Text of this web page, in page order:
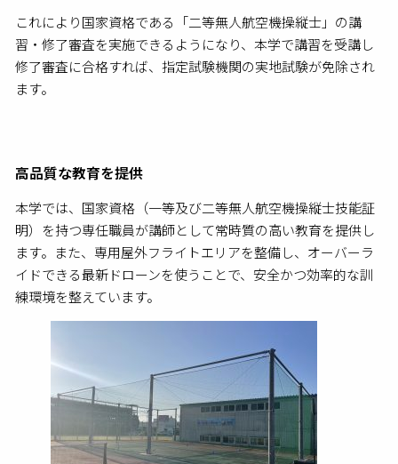
これにより国家資格である「二等無人航空機操縦士」の講
習・修了審査を実施できるようになり、本学で講習を受講し
修了審査に合格すれば、指定試験機関の実地試験が免除され
ます。
高品質な教育を提供
本学では、国家資格（一等及び二等無人航空機操縦士技能証
明）を持つ専任職員が講師として常時質の高い教育を提供し
ます。また、専用屋外フライトエリアを整備し、オーバーラ
イドできる最新ドローンを使うことで、安全かつ効率的な訓
練環境を整えています。